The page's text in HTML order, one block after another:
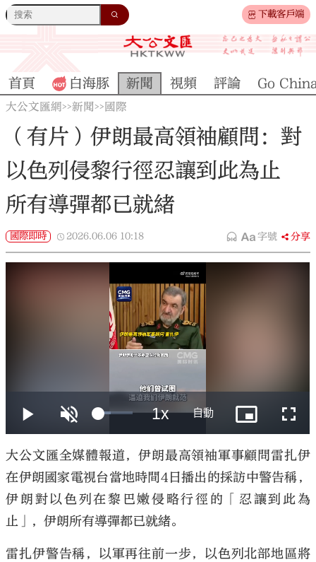
下載客戶端
大公文匯
首頁 白海豚 新聞 視頻 評論 Go
大公文匯網>>新聞>> 國際
（有片）伊朗最高領袖顧問：對
以色列侵黎行徑忍讓到此為止
所有導彈都已就緒
國際即時 2026.06.06 10:18 字號 分享
大公文匯全媒體報道，伊朗最高領袖軍事顧問雷扎伊
在伊朗國家電視台當地時間4日播出的採訪中警告稱，
伊朗對以色列在黎巴嫩侵略行徑的「忍讓到此為
止」，伊朗所有導彈都已就緒。
雷扎伊警告稱，以軍再往前一步，以色列北部地區將